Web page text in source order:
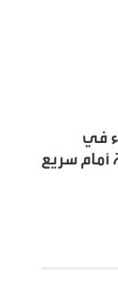
في
أمام سريع